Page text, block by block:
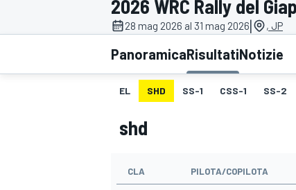
MOTOGP WEC
WRC
2026 WRC Rally del
28 mag 2026 al 31 mag 2026| , JP
PanoramicaRisultatiNotizie
EL SHD SS-1 CSS-1 SS-2
shd
CLA PILOTA/COPILOTA